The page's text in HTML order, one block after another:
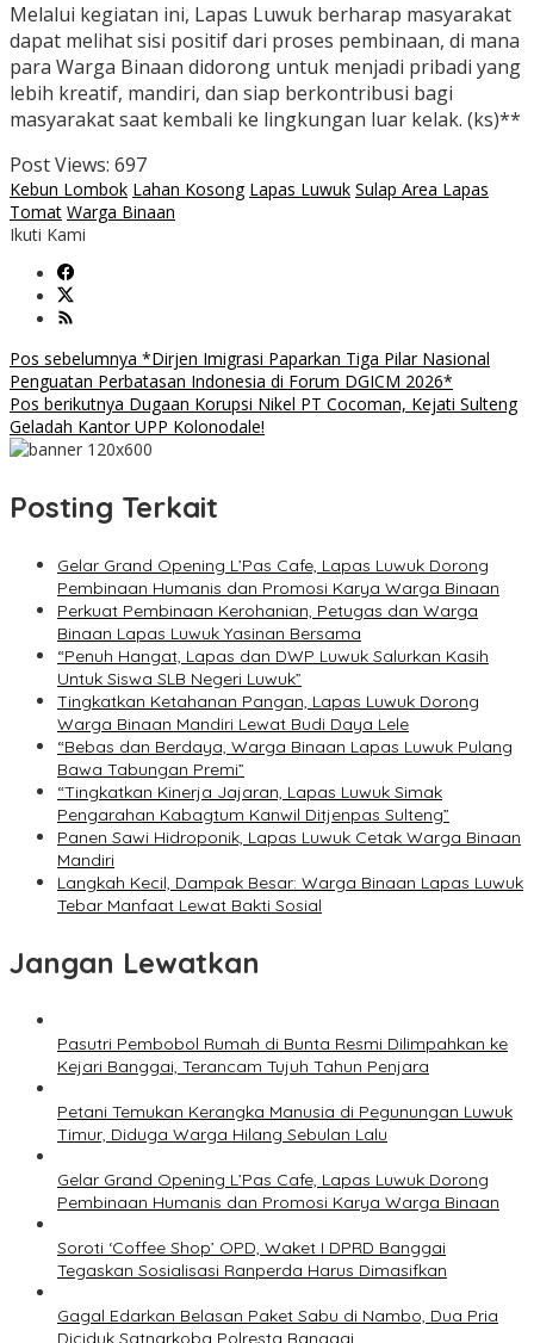
Melalui kegiatan ini, Lapas Luwuk berharap masyarakat
dapat melihat sisi positif dari proses pembinaan, di mana
para Warga Binaan didorong untuk menjadi pribadi yang
lebih kreatif, mandiri, dan siap berkontribusi bagi
masyarakat saat kembali ke lingkungan luar kelak. (ks)**
Post Views: 697
Kebun Lombok Lahan Kosong Lapas Luwuk Sulap Area Lapas
Tomat Warga Binaan
Ikuti Kami
Navigasi
pos
Pos sebelumnya *Dirjen Imigrasi Paparkan Tiga Pilar Nasional
Penguatan Perbatasan Indonesia di Forum DGICM 2026*
Pos berikutnya Dugaan Korupsi Nikel PT Cocoman, Kejati Sulteng
Geladah Kantor UPP Kolonodale!
Posting Terkait
Gelar Grand Opening L’Pas Cafe, Lapas Luwuk Dorong
Pembinaan Humanis dan Promosi Karya Warga Binaan
Perkuat Pembinaan Kerohanian, Petugas dan Warga
Binaan Lapas Luwuk Yasinan Bersama
“Penuh Hangat, Lapas dan DWP Luwuk Salurkan Kasih
Untuk Siswa SLB Negeri Luwuk”
Tingkatkan Ketahanan Pangan, Lapas Luwuk Dorong
Warga Binaan Mandiri Lewat Budi Daya Lele
“Bebas dan Berdaya, Warga Binaan Lapas Luwuk Pulang
Bawa Tabungan Premi”
“Tingkatkan Kinerja Jajaran, Lapas Luwuk Simak
Pengarahan Kabagtum Kanwil Ditjenpas Sulteng”
Panen Sawi Hidroponik, Lapas Luwuk Cetak Warga Binaan
Mandiri
Langkah Kecil, Dampak Besar: Warga Binaan Lapas Luwuk
Tebar Manfaat Lewat Bakti Sosial
Jangan Lewatkan
Pasutri Pembobol Rumah di Bunta Resmi Dilimpahkan ke
Kejari Banggai, Terancam Tujuh Tahun Penjara
Petani Temukan Kerangka Manusia di Pegunungan Luwuk
Timur, Diduga Warga Hilang Sebulan Lalu
Gelar Grand Opening L’Pas Cafe, Lapas Luwuk Dorong
Pembinaan Humanis dan Promosi Karya Warga Binaan
Soroti ‘Coffee Shop’ OPD, Waket I DPRD Banggai
Tegaskan Sosialisasi Ranperda Harus Dimasifkan
Gagal Edarkan Belasan Paket Sabu di Nambo, Dua Pria
Diciduk Satnarkoba Polresta Banggai